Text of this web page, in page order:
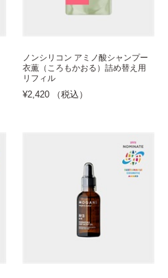
ノンシリコン アミノ酸シャンプー
衣薫（ころもかおる）詰め替え用
リフィル
¥2,420 （税込）